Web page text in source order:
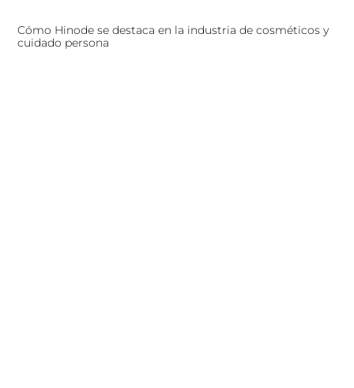
Cómo Hinode se destaca en la industria de cosméticos y
cuidado persona